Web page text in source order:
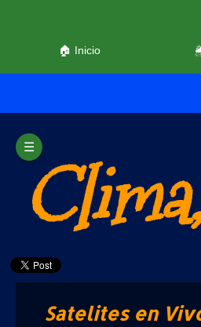
☰
🏠 Inicio
Satelites en